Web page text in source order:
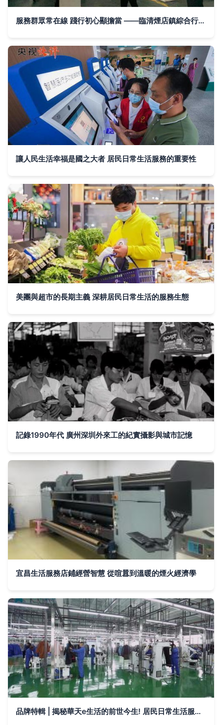
服務群眾常在線 踐行初心顯擔當 ——臨清煙店鎮綜合行政執法局開展日常巡查工作側記
讓人民生活幸福是國之大者 居民日常生活服務的重要性
美團與超市的長期主義 深耕居民日常生活的服務生態
記錄1990年代 廣州深圳外來工的紀實攝影與城市記憶
宜昌生活服務店鋪經營智慧 從喧囂到溫暖的煙火經濟學
品牌特輯 | 揭秘華天e生活的前世今生! 居民日常生活服務的蝶變之路